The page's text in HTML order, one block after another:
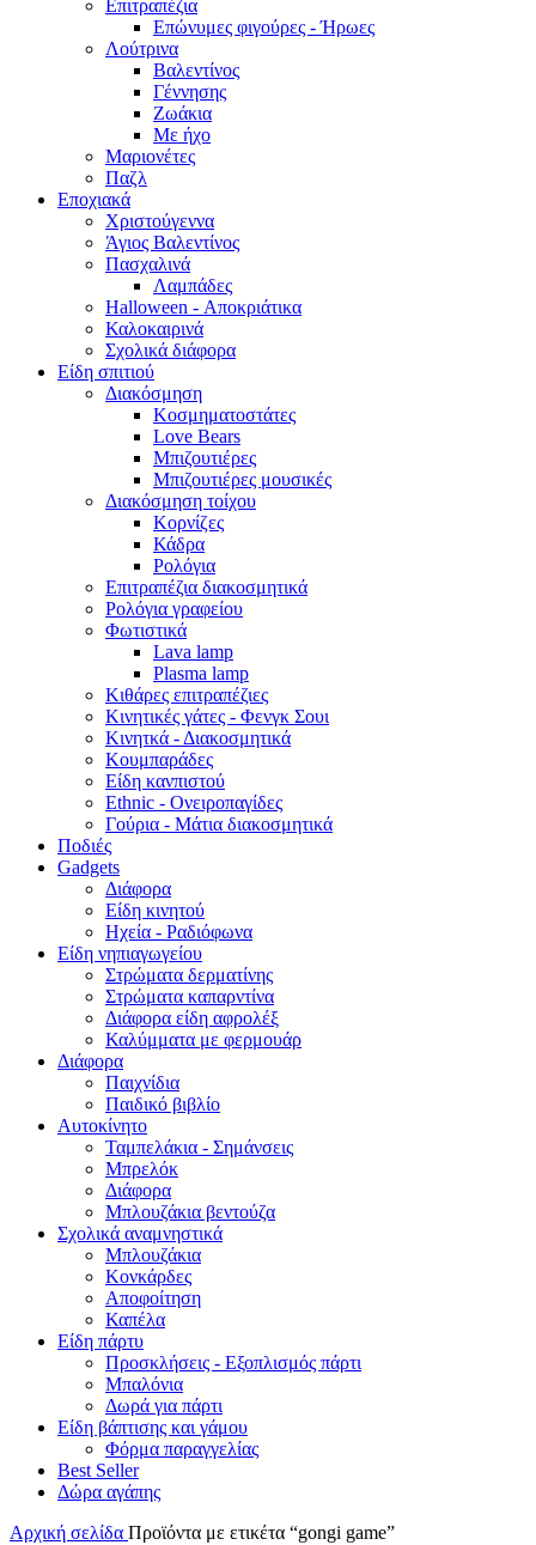
Επιτραπέζια
Επώνυμες φιγούρες - Ήρωες
Λούτρινα
Βαλεντίνος
Γέννησης
Ζωάκια
Με ήχο
Μαριονέτες
Παζλ
Εποχιακά
Χριστούγεννα
Άγιος Βαλεντίνος
Πασχαλινά
Λαμπάδες
Halloween - Αποκριάτικα
Καλοκαιρινά
Σχολικά διάφορα
Είδη σπιτιού
Διακόσμηση
Κοσμηματοστάτες
Love Bears
Μπιζουτιέρες
Μπιζουτιέρες μουσικές
Διακόσμηση τοίχου
Κορνίζες
Κάδρα
Ρολόγια
Επιτραπέζια διακοσμητικά
Ρολόγια γραφείου
Φωτιστικά
Lava lamp
Plasma lamp
Κιθάρες επιτραπέζιες
Κινητικές γάτες - Φενγκ Σουι
Κινητκά - Διακοσμητικά
Κουμπαράδες
Είδη κανπιστού
Ethnic - Ονειροπαγίδες
Γούρια - Μάτια διακοσμητικά
Ποδιές
Gadgets
Διάφορα
Είδη κινητού
Ηχεία - Ραδιόφωνα
Είδη νηπιαγωγείου
Στρώματα δερματίνης
Στρώματα καπαρντίνα
Διάφορα είδη αφρολέξ
Καλύμματα με φερμουάρ
Διάφορα
Παιχνίδια
Παιδικό βιβλίο
Αυτοκίνητο
Ταμπελάκια - Σημάνσεις
Μπρελόκ
Διάφορα
Μπλουζάκια βεντούζα
Σχολικά αναμνηστικά
Μπλουζάκια
Κονκάρδες
Αποφοίτηση
Καπέλα
Είδη πάρτυ
Προσκλήσεις - Εξοπλισμός πάρτι
Μπαλόνια
Δωρά για πάρτι
Είδη βάπτισης και γάμου
Φόρμα παραγγελίας
Best Seller
Δώρα αγάπης
Αρχική σελίδα Προϊόντα με ετικέτα “gongi game”